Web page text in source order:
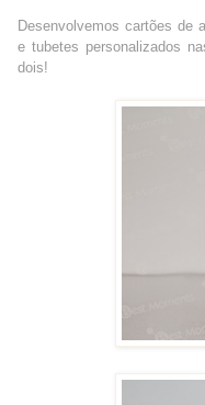
Desenvolvemos cartões de
e tubetes personalizados
dois!